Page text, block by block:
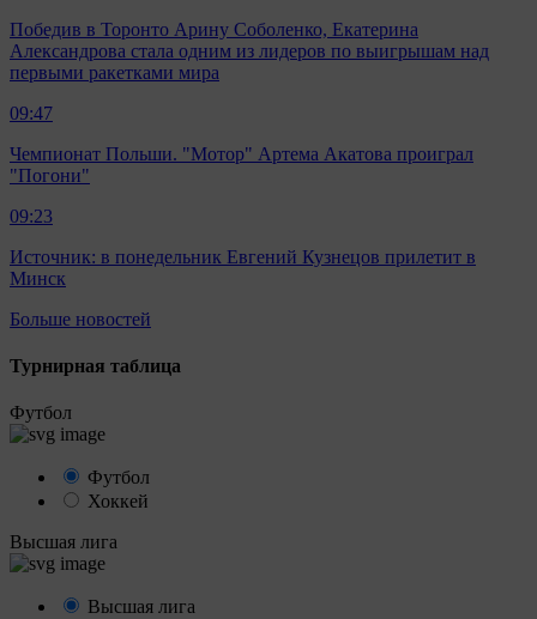
Победив в Торонто Арину Соболенко, Екатерина
Александрова стала одним из лидеров по выигрышам над
первыми ракетками мира
09:47
Чемпионат Польши. "Мотор" Артема Акатова проиграл
"Погони"
09:23
Источник: в понедельник Евгений Кузнецов прилетит в
Минск
Больше новостей
Турнирная таблица
Футбол
Футбол
Хоккей
Высшая лига
Высшая лига